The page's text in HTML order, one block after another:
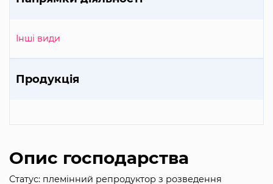
Інші види
Продукція
Опис господарства
Статус: племінний репродуктор з розведення